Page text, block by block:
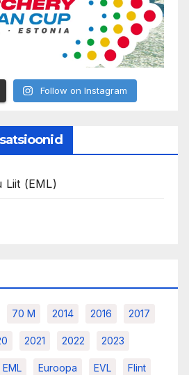
Follow on Instagram
Liit (EML)
70 M 2014 2016 2017
2021 2022 2023
EML Euroopa EVL Flint